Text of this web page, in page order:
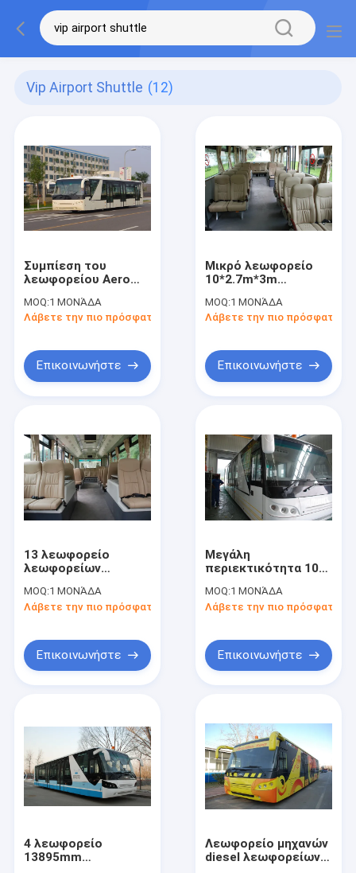
Vip Airport Shuttle (12)
Συμπίεση του
λεωφορείου Aero
δρομολογίων
αερολιμένων
σώματος με τα
πρότυπα IATA
MOQ:1 ΜΟΝΆΔΑ
Λάβετε την πιο πρόσφατη τιμή
Επικοινωνήστε
Μικρό λεωφορείο
10*2.7m*3m
αερολιμένων
οχημάτων πυκνών
αερολιμένων ακτίνας
στροφής
MOQ:1 ΜΟΝΆΔΑ
Λάβετε την πιο πρόσφατη
Επικοινωνήστε
13 λεωφορείο
λεωφορείων
λεωφορείων
οχημάτων πυκνών
μηχανών Seater
Cummins
MOQ:1 ΜΟΝΆΔΑ
Λάβετε την πιο πρόσφατη τιμή
Επικοινωνήστε
Μεγάλη
περιεκτικότητα 102
αερολιμένων
εξοπλισμού
MOQ:1 ΜΟΝΆΔΑ
Λάβετε την πιο πρόσφατη
Επικοινωνήστε
4 λεωφορείο
13895mm
Λεωφορείο μηχανών
diesel λεωφορείων